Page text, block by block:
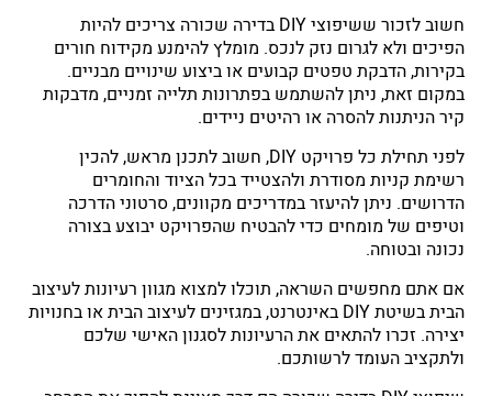
חשוב לזכור ששיפוצי DIY בדירה שכורה צריכים להיות
הפיכים ולא לגרום נזק לנכס. מומלץ להימנע מקידוח חורים
בקירות, הדבקת טפטים קבועים או ביצוע שינויים מבניים.
במקום זאת, ניתן להשתמש בפתרונות תלייה זמניים, מדבקות
קיר הניתנות להסרה או רהיטים ניידים.
לפני תחילת כל פרויקט DIY, חשוב לתכנן מראש, להכין
רשימת קניות מסודרת ולהצטייד בכל הציוד והחומרים
הדרושים. ניתן להיעזר במדריכים מקוונים, סרטוני הדרכה
וטיפים של מומחים כדי להבטיח שהפרויקט יבוצע בצורה
נכונה ובטוחה.
אם אתם מחפשים השראה, תוכלו למצוא מגוון רעיונות לעיצוב
הבית בשיטת DIY באינטרנט, במגזינים לעיצוב הבית או בחנויות
יצירה. זכרו להתאים את הרעיונות לסגנון האישי שלכם
ולתקציב העומד לרשותכם.